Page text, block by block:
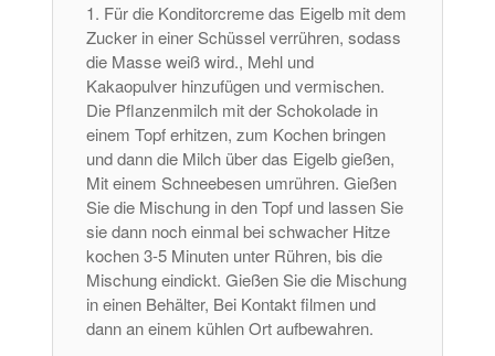
Für die Konditorcreme das Eigelb mit dem
Zucker in einer Schüssel verrühren, sodass
die Masse weiß wird., Mehl und
Kakaopulver hinzufügen und vermischen.
Die Pflanzenmilch mit der Schokolade in
einem Topf erhitzen, zum Kochen bringen
und dann die Milch über das Eigelb gießen,
Mit einem Schneebesen umrühren. Gießen
Sie die Mischung in den Topf und lassen Sie
sie dann noch einmal bei schwacher Hitze
kochen 3-5 Minuten unter Rühren, bis die
Mischung eindickt. Gießen Sie die Mischung
in einen Behälter, Bei Kontakt filmen und
dann an einem kühlen Ort aufbewahren.